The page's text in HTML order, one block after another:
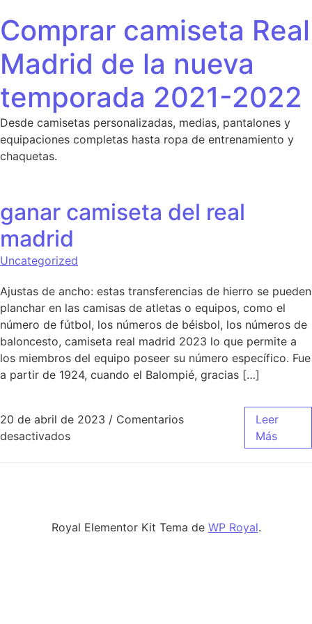
Comprar camiseta Real
Madrid de la nueva
temporada 2021-2022
Desde camisetas personalizadas, medias, pantalones y
equipaciones completas hasta ropa de entrenamiento y
chaquetas.
ganar camiseta del real
madrid
Uncategorized
Ajustas de ancho: estas transferencias de hierro se pueden
planchar en las camisas de atletas o equipos, como el
número de fútbol, los números de béisbol, los números de
baloncesto, camiseta real madrid 2023 lo que permite a
los miembros del equipo poseer su número específico. Fue
a partir de 1924, cuando el Balompié, gracias […]
20 de abril de 2023 / Comentarios
desactivadosen ganar camiseta del real madrid
Leer
Más
Royal Elementor Kit Tema de WP Royal.